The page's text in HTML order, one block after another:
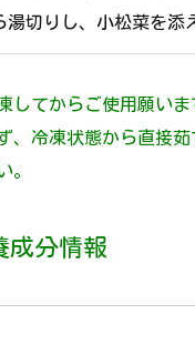
湯切りし、小松菜を添
してからご使用願い
、冷凍状態から直接
。
成分情報